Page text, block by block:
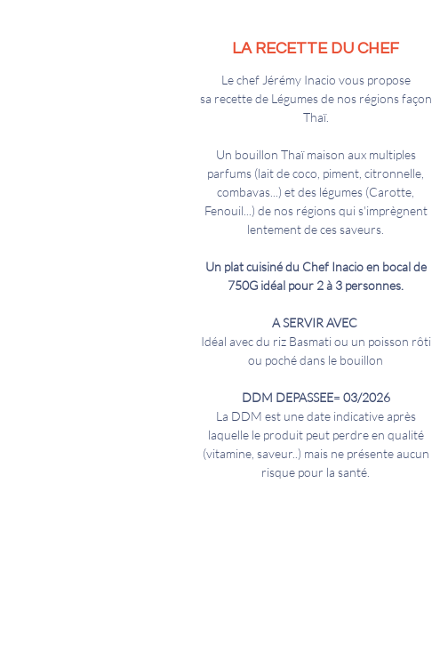
LA RECETTE DU CHEF
Le chef Jérémy Inacio vous propose
sa recette de Légumes de nos régions façon
Thaï.
Un bouillon Thaï maison aux multiples
parfums (lait de coco, piment, citronnelle,
combavas...) et des légumes (Carotte,
Fenouil...) de nos régions qui s'imprègnent
lentement de ces saveurs.
Un plat cuisiné du Chef Inacio en bocal de
750G idéal pour 2 à 3 personnes.
A SERVIR AVEC
Idéal avec du riz Basmati ou un poisson rôti
ou poché dans le bouillon
DDM DEPASSEE= 03/2026
La DDM est une date indicative après
laquelle le produit peut perdre en qualité
(vitamine, saveur..) mais ne présente aucun
risque pour la santé.